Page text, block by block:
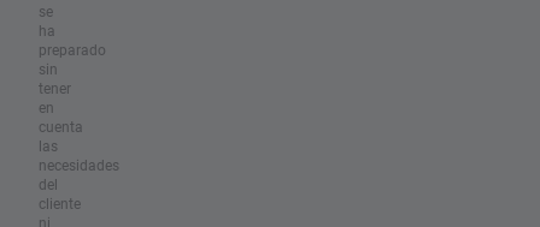
se
ha
preparado
sin
tener
en
cuenta
las
necesidades
del
cliente
ni